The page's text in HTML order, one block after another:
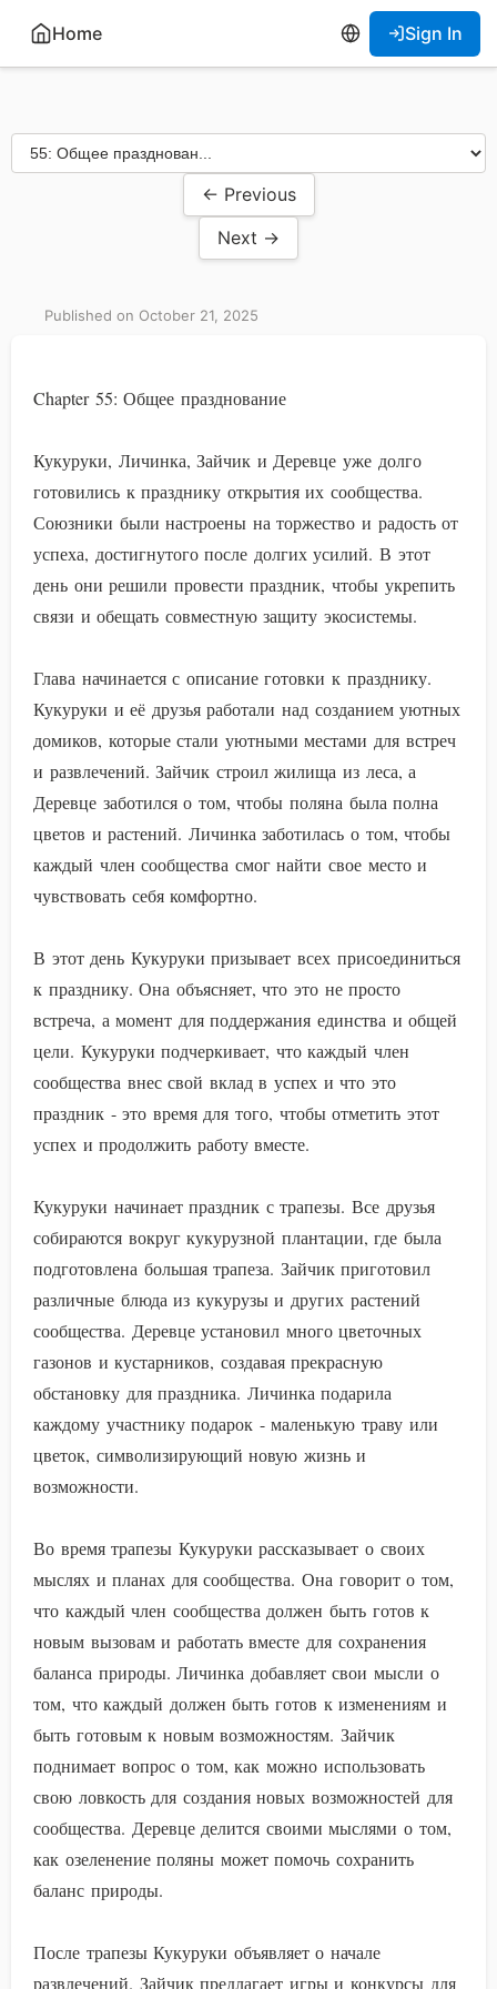
Home Sign In
← Previous
Next →
Published on October 21, 2025
Chapter 55: Общее празднование
Кукуруки, Личинка, Зайчик и Деревце уже долго
готовились к празднику открытия их сообщества.
Союзники были настроены на торжество и радость от
успеха, достигнутого после долгих усилий. В этот
день они решили провести праздник, чтобы укрепить
связи и обещать совместную защиту экосистемы.
Глава начинается с описание готовки к празднику.
Кукуруки и её друзья работали над созданием уютных
домиков, которые стали уютными местами для встреч
и развлечений. Зайчик строил жилища из леса, а
Деревце заботился о том, чтобы поляна была полна
цветов и растений. Личинка заботилась о том, чтобы
каждый член сообщества смог найти свое место и
чувствовать себя комфортно.
В этот день Кукуруки призывает всех присоединиться
к празднику. Она объясняет, что это не просто
встреча, а момент для поддержания единства и общей
цели. Кукуруки подчеркивает, что каждый член
сообщества внес свой вклад в успех и что это
праздник - это время для того, чтобы отметить этот
успех и продолжить работу вместе.
Кукуруки начинает праздник с трапезы. Все друзья
собираются вокруг кукурузной плантации, где была
подготовлена большая трапеза. Зайчик приготовил
различные блюда из кукурузы и других растений
сообщества. Деревце установил много цветочных
газонов и кустарников, создавая прекрасную
обстановку для праздника. Личинка подарила
каждому участнику подарок - маленькую траву или
цветок, символизирующий новую жизнь и
возможности.
Во время трапезы Кукуруки рассказывает о своих
мыслях и планах для сообщества. Она говорит о том,
что каждый член сообщества должен быть готов к
новым вызовам и работать вместе для сохранения
баланса природы. Личинка добавляет свои мысли о
том, что каждый должен быть готов к изменениям и
быть готовым к новым возможностям. Зайчик
поднимает вопрос о том, как можно использовать
свою ловкость для создания новых возможностей для
сообщества. Деревце делится своими мыслями о том,
как озеленение поляны может помочь сохранить
баланс природы.
После трапезы Кукуруки объявляет о начале
развлечений. Зайчик предлагает игры и конкурсы для